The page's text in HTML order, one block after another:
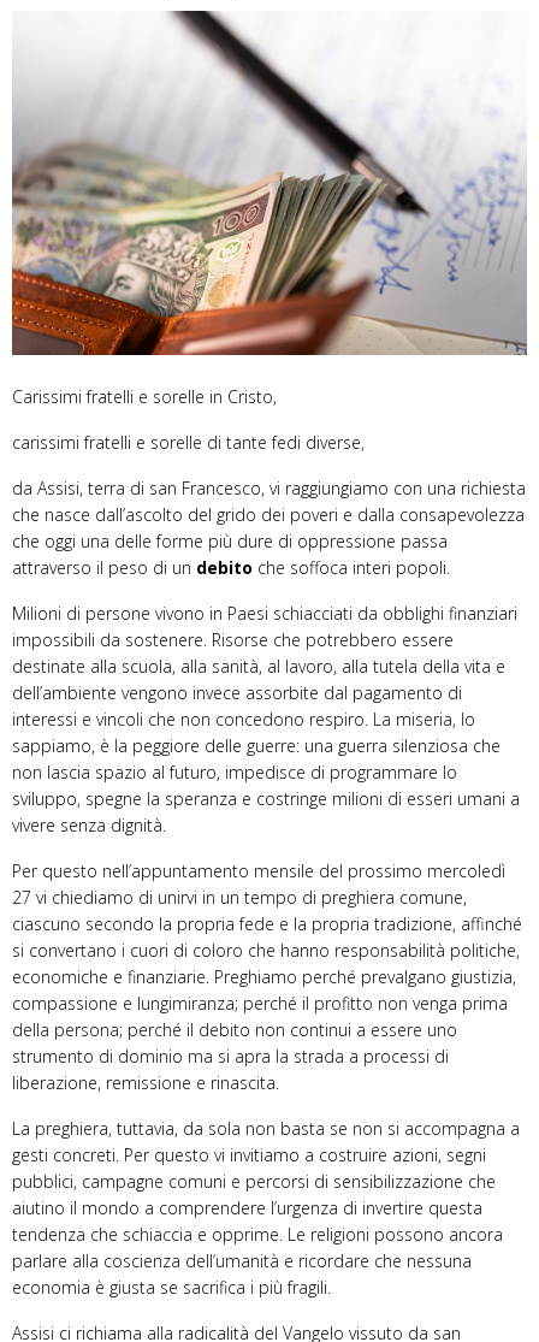
Carissimi fratelli e sorelle in Cristo,
carissimi fratelli e sorelle di tante fedi diverse,
da Assisi, terra di san Francesco, vi raggiungiamo con una richiesta
che nasce dall’ascolto del grido dei poveri e dalla consapevolezza
che oggi una delle forme più dure di oppressione passa
attraverso il peso di un debito che soffoca interi popoli.
Milioni di persone vivono in Paesi schiacciati da obblighi finanziari
impossibili da sostenere. Risorse che potrebbero essere
destinate alla scuola, alla sanità, al lavoro, alla tutela della vita e
dell’ambiente vengono invece assorbite dal pagamento di
interessi e vincoli che non concedono respiro. La miseria, lo
sappiamo, è la peggiore delle guerre: una guerra silenziosa che
non lascia spazio al futuro, impedisce di programmare lo
sviluppo, spegne la speranza e costringe milioni di esseri umani a
vivere senza dignità.
Per questo nell’appuntamento mensile del prossimo mercoledì
27 vi chiediamo di unirvi in un tempo di preghiera comune,
ciascuno secondo la propria fede e la propria tradizione, affinché
si convertano i cuori di coloro che hanno responsabilità politiche,
economiche e finanziarie. Preghiamo perché prevalgano giustizia,
compassione e lungimiranza; perché il profitto non venga prima
della persona; perché il debito non continui a essere uno
strumento di dominio ma si apra la strada a processi di
liberazione, remissione e rinascita.
La preghiera, tuttavia, da sola non basta se non si accompagna a
gesti concreti. Per questo vi invitiamo a costruire azioni, segni
pubblici, campagne comuni e percorsi di sensibilizzazione che
aiutino il mondo a comprendere l’urgenza di invertire questa
tendenza che schiaccia e opprime. Le religioni possono ancora
parlare alla coscienza dell’umanità e ricordare che nessuna
economia è giusta se sacrifica i più fragili.
Assisi ci richiama alla radicalità del Vangelo vissuto da san